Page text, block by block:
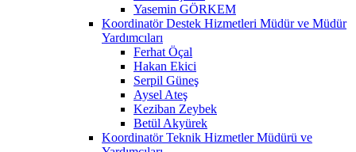
Yasemin GÖRKEM
Koordinatör Destek Hizmetleri Müdür ve Müdür
Yardımcıları
Ferhat Öçal
Hakan Ekici
Serpil Güneş
Aysel Ateş
Keziban Zeybek
Betül Akyürek
Koordinatör Teknik Hizmetler Müdürü ve